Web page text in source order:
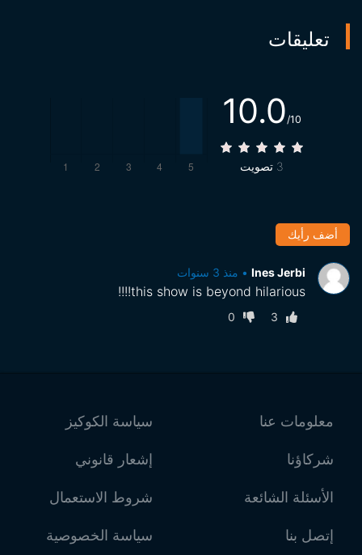
تعليقات
10.0 /10
3 تصويت
أضف رأيك
Ines Jerbi
• منذ 3 سنوات
this show is beyond hilarious!!!!
3
0
معلومات عنا
شركاؤنا
الأسئلة الشائعة
إتصل بنا
سياسة الكوكيز
إشعار قانوني
شروط الاستعمال
سياسة الخصوصية